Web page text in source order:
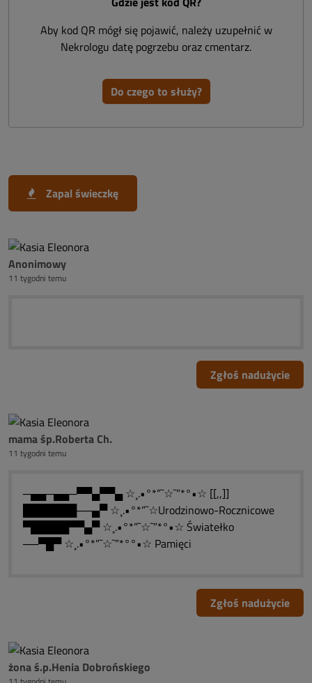
Aby kod QR mógł się pojawić, należy uzupełnić w
Nekrologu datę pogrzebu oraz cmentarz.
Do czego to służy?
Zapal świeczkę
Anonimowy
11 tygodni temu
Zgłoś nadużycie
mama śp.Roberta Ch.
11 tygodni temu
─▄▄─▄▄─▀▀▄▀▀▄ ☆¸.•°*”˜☆˜”*°•☆ [[,,]]
███████──▄▀ ☆¸.•°*”˜☆Urodzinowo-Rocznicowe
▀█████▀▀▄▀ ☆¸.•°*”˜☆˜”*°•☆ Światełko
──▀█▀ ☆¸.•°*”˜☆˜”*°°•☆ Pamięci
Zgłoś nadużycie
żona ś.p.Henia Dobrońskiego